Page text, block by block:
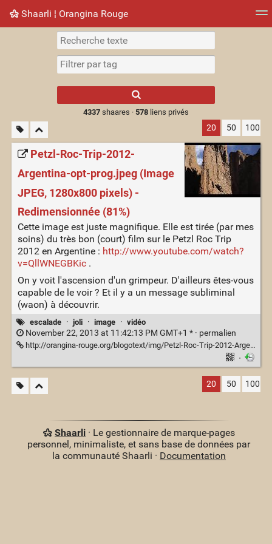
Shaarli ¦ Orangina Rouge
Nuage de tags Mur d'images
results.
4337shaares · 578liens privés
20 50 100
Petzl-Roc-Trip-2012-
Argentina-opt-prog.jpeg (Image
JPEG, 1280x800 pixels) -
Redimensionnée (81%)
Cette image est juste magnifique. Elle est tirée (par mes
soins) du très bon (court) film sur le Petzl Roc Trip
2012 en Argentine : http://www.youtube.com/watch?
v=QllWNEGBKic.
On y voit l'ascension d'un grimpeur. D'ailleurs êtes-vous
capable de le voir ? Et il y a un message subliminal
(waon) à découvrir.
escalade · joli · image · vidéo
November 22, 2013 at 11:42:13 PM GMT+1 * · permalien
http://orangina-rouge.org/blogotext/img/Petzl-Roc-Trip-2012-Argentina-opt-prog.jpeg
·
20 50 100
Shaarli· Le gestionnaire de marque-pages
personnel, minimaliste, et sans base de données par
la communauté Shaarli · Documentation